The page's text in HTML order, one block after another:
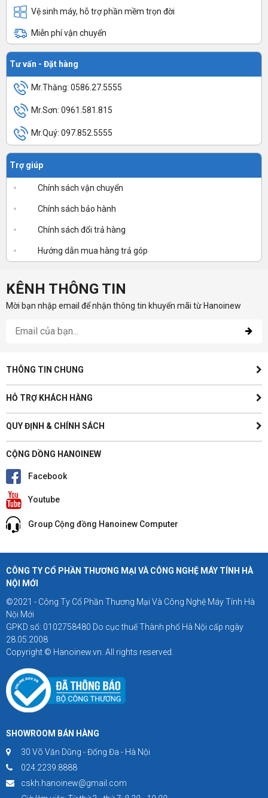
Vệ sinh máy, hỗ trợ phần mềm trọn đời
Miễn phí vận chuyển
Tư vấn - Đặt hàng
Mr.Thăng: 0586.27.5555
Mr.Sơn: 0961.581.815
Mr.Quý: 097.852.5555
Trợ giúp
Chính sách vận chuyển
Chính sách bảo hành
Chính sách đổi trả hàng
Hướng dẫn mua hàng trả góp
KÊNH THÔNG TIN
Mời bạn nhập email để nhận thông tin khuyến mãi từ Hanoinew
THÔNG TIN CHUNG
HỖ TRỢ KHÁCH HÀNG
QUY ĐỊNH & CHÍNH SÁCH
CỘNG DỒNG HANOINEW
Facebook
Youtube
Group Cộng đồng Hanoinew Computer
CÔNG TY CỔ PHẦN THƯƠNG MẠI VÀ CÔNG NGHỆ MÁY TÍNH HÀ
NỘI MỚI
©2021 - Công Ty Cổ Phần Thương Mại Và Công Nghệ Máy Tính Hà
Nội Mới
GPKD số: 0102758480 Do cục thuế Thành phố Hà Nội cấp ngày
28.05.2008
Copyright © Hanoinew.vn. All rights reserved.
SHOWROOM BÁN HÀNG
30 Võ Văn Dũng - Đống Đa - Hà Nội
024.2239.8888
cskh.hanoinew@gmail.com